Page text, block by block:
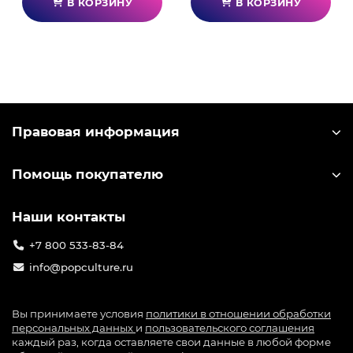
В КОРЗИНУ В КОРЗИНУ
Правовая информация
Помощь покупателю
Наши контакты
+7 800 533-83-84
info@popculture.ru
Вы принимаете условия политики в отношении обработки
персональных данных и пользовательского соглашения
каждый раз, когда оставляете свои данные в любой форме